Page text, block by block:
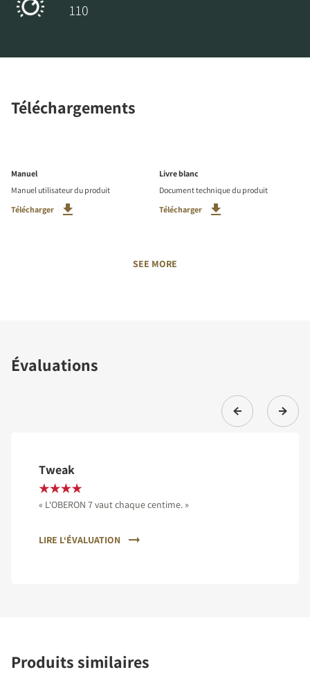
110
Téléchargements
Manuel
Manuel utilisateur du produit
Télécharger
Livre blanc
Document technique du produit
Télécharger
SEE MORE
Évaluations
Tweak
« L‘OBERON 7 vaut chaque centime. »
LIRE L‘ÉVALUATION
Produits similaires